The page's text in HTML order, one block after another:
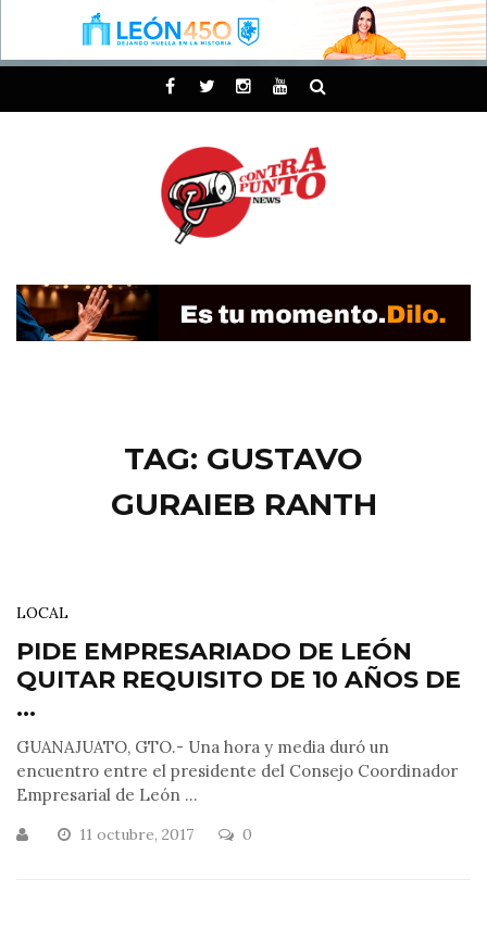
TAG: GUSTAVO
GURAIEB RANTH
LOCAL
PIDE EMPRESARIADO DE LEÓN
QUITAR REQUISITO DE 10 AÑOS DE
...
GUANAJUATO, GTO.- Una hora y media duró un
encuentro entre el presidente del Consejo Coordinador
Empresarial de León ...
11 octubre, 2017 0